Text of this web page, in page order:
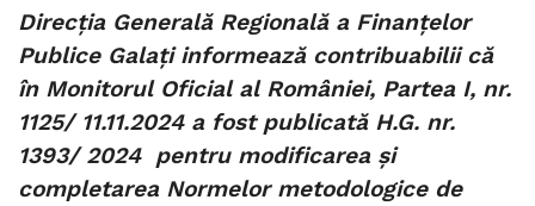
Direcţia Generală Regională a Finanţelor
Publice Galaţi informează contribuabilii că
în Monitorul Oficial al României, Partea I, nr.
1125/ 11.11.2024 a fost publicată H.G. nr.
1393/ 2024 pentru modificarea şi
completarea Normelor metodologice de